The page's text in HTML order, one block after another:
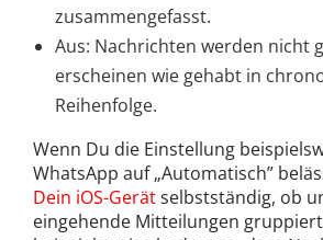
zusammengefasst.
Aus: Nachrichten werden nicht
erscheinen wie gehabt in
Reihenfolge.
Wenn Du die Einstellung
WhatsApp auf „Automatisch”
Dein iOS-Gerätselbstständig, ob
eingehende Mitteilungen